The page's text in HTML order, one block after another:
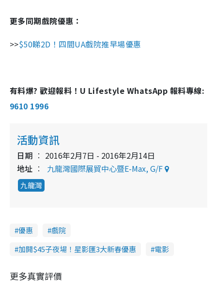
更多同期戲院優惠：
>>$50睇2D！四間UA戲院推早場優惠
有料爆? 歡迎報料！U Lifestyle WhatsApp 報料專線:
9610 1996
活動資訊
日期
2016年2月7日 - 2016年2月14日
地址
九龍灣國際展貿中心暨E-Max, G/F
九龍灣
優惠
戲院
加開$45子夜場！星影匯3大新春優惠
電影
更多真實評價